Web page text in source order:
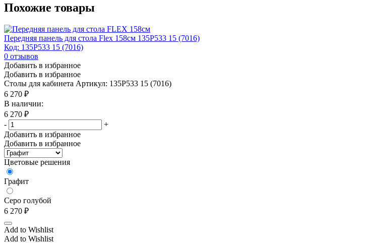
Похожие товары
Передняя панель для стола Flex 158см 135P533 15 (7016)
Код: 135P533 15 (7016)
0 отзывов
Добавить в избранное
Добавить в избранное
Столы для кабинета Артикул: 135P533 15 (7016)
6 270 ₽
В наличии:
6 270 ₽
-
+
Добавить в избранное
Добавить в избранное
Цветовые решения
Графит
Серо голубой
6 270 ₽
Add to Wishlist
Add to Wishlist